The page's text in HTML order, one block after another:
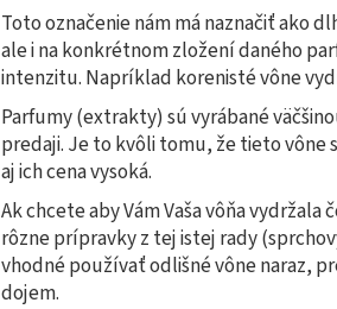
Toto označenie nám má naznačiť ako
ale i na konkrétnom zložení daného
intenzitu. Napríklad korenisté vône
Parfumy (extrakty) sú vyrábané
predaji. Je to kvôli tomu, že tieto vône
aj ich cena vysoká.
Ak chcete aby Vám Vaša vôňa
rôzne prípravky z tej istej rady
vhodné používať odlišné vône naraz,
dojem.